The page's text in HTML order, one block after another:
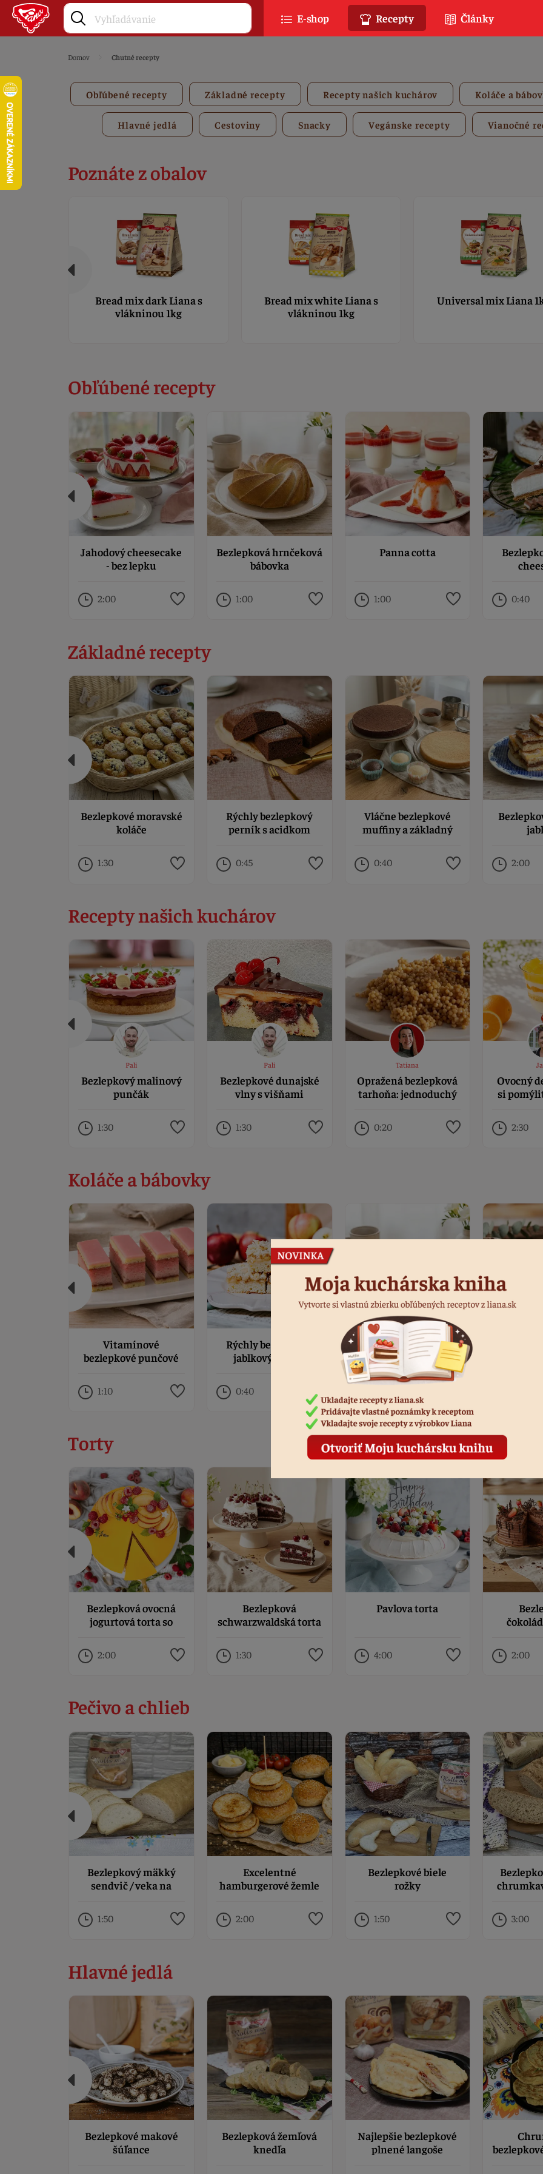
Domov Chutné recepty
Obľúbené recepty Základné recepty Recepty našich kuchárov Koláče a
Hlavné jedlá Cestoviny Snacky Vegánske recepty Vianočné
Poznáte z obalov
Bread mix dark Liana s
vlákninou 1kg
Bread mix white Liana s
vlákninou 1kg
Universal mix Liana
Obľúbené recepty
Jahodový cheesecake
- bez lepku
2:00
Bezlepková hrnčeková
bábovka
1:00
Panna cotta
1:00 0:40
Základné recepty
Bezlepkové moravské
koláče
1:30
Rýchly bezlepkový
perník s acidkom
0:45
Vláčne bezlepkové
muffiny a základný
0:40 2:00
Recepty našich kuchárov
Pali
Bezlepkový malinový
punčák
1:30
Pali
Bezlepkové dunajské
vlny s višňami
1:30
Tatiana
Opražená bezlepková
tarhoňa: jednoduchý
0:20
Ovocný
si
2:30
Koláče a bábovky
Vitamínové
bezlepkové punčové
1:10
Rýchly bezlepkový
jablkový koláč s
0:40
Bezlepková hrnčeková
bábovka
Torty
Bezlepková ovocná
jogurtová torta so
2:00
Bezlepková
schwarzwaldská torta
1:30
Pavlova torta
4:00 2:00
Pečivo a chlieb
Bezlepkový mäkký
sendvič / veka na
1:50
Excelentné
hamburgerové žemle
2:00
Bezlepkové biele
rožky
1:50 3:00
Hlavné jedlá
Bezlepkové makové
šúľance
Bezlepková žemľová
knedľa
Najlepšie bezlepkové
plnené langoše
E-shop Recepty Články